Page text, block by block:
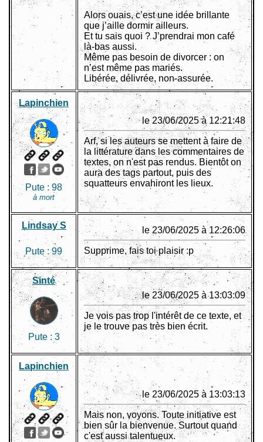
Alors ouais, c’est une idée brillante
que j’aille dormir ailleurs.
Et tu sais quoi ? J’prendrai mon café
là-bas aussi.
Même pas besoin de divorcer : on
n’est même pas mariés.
Libérée, délivrée, non-assurée.
Lapinchien
Pute : 98
à mort
le 23/06/2025 à 12:21:48
Arf, si les auteurs se mettent à faire de
la littérature dans les commentaires de
textes, on n'est pas rendus. Bientôt on
aura des tags partout, puis des
squatteurs envahiront les lieux.
Lindsay S
Pute :99
le 23/06/2025 à 12:26:06
Supprime, fais toi plaisir :p
Sinté
Pute : 3
le 23/06/2025 à 13:03:09
Je vois pas trop l'intérêt de ce texte, et
je le trouve pas très bien écrit.
Lapinchien
le 23/06/2025 à 13:03:13
Mais non, voyons. Toute initiative est
bien sûr la bienvenue. Surtout quand
c'est aussi talentueux.